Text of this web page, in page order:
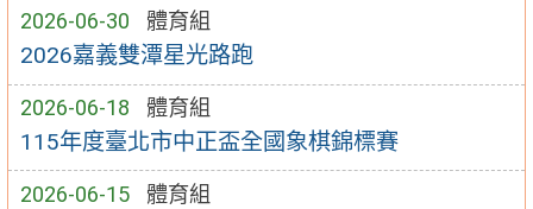
2026-06-30 體育組
2026嘉義雙潭星光路跑
2026-06-18 體育組
115年度臺北市中正盃全國象棋錦標賽
2026-06-15 體育組